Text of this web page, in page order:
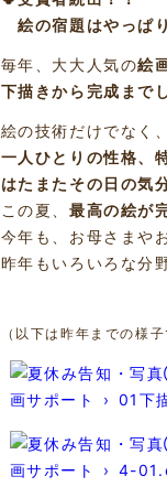
絵の宿題はやっぱ
毎年、大大人気の絵
下描きから完成まで
絵の技術だけでなく、
一人ひとりの性格、
はたまたその日の気
この夏、最高の絵が
今年も、お母さまや
昨年もいろいろな分
（以下は昨年までの様子